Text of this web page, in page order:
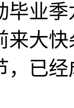
毕业
来大
，已